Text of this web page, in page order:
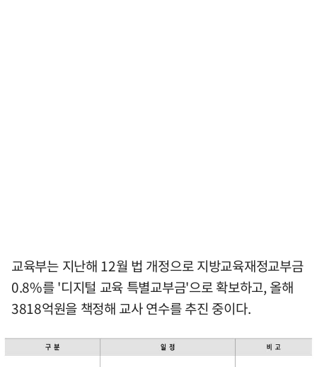
교육부는 지난해 12월 법 개정으로 지방교육재정교부금
0.8%를 '디지털 교육 특별교부금'으로 확보하고, 올해
3818억원을 책정해 교사 연수를 추진 중이다.